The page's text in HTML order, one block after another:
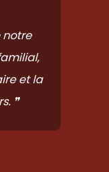
notre
et la
❞